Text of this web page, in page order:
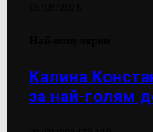
Калина
за най-голям